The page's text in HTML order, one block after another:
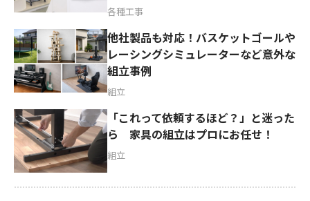
各種工事
他社製品も対応！バスケットゴールや
レーシングシミュレーターなど意外な
組立事例
組立
「これって依頼するほど？」と迷った
ら 家具の組立はプロにお任せ！
組立